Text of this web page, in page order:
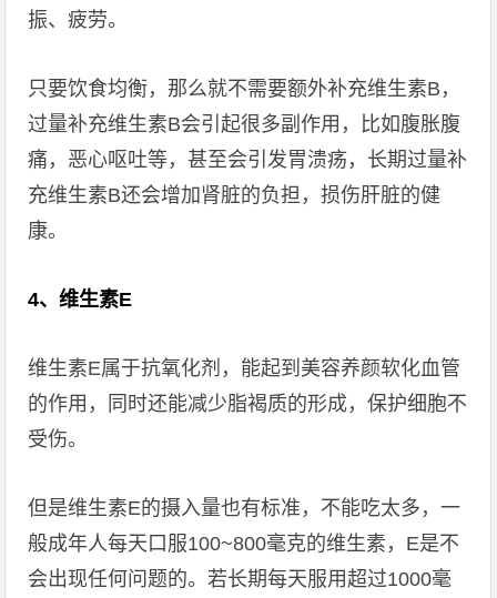
振、疲劳。
只要饮食均衡，那么就不需要额外补充维生素B，
过量补充维生素B会引起很多副作用，比如腹胀腹
痛，恶心呕吐等，甚至会引发胃溃疡，长期过量补
充维生素B还会增加肾脏的负担，损伤肝脏的健
康。
4、维生素E
维生素E属于抗氧化剂，能起到美容养颜软化血管
的作用，同时还能减少脂褐质的形成，保护细胞不
受伤。
但是维生素E的摄入量也有标准，不能吃太多，一
般成年人每天口服100~800毫克的维生素，E是不
会出现任何问题的。若长期每天服用超过1000毫